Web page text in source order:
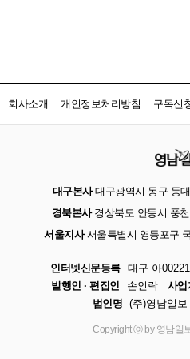
회사소개 개인정보처리방침 구독신
대구본사대구광역시 동구 동
경북본사경상북도 안동시 풍
서울지사서울특별시 영등포구
인터넷신문등록 대구 아
발행인 · 편집인
손인락 사업
법인명 (주)영남일
Copyright ⓒ by 영남일